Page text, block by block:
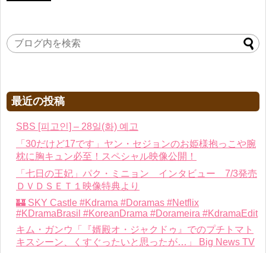
最近の投稿
SBS [피고인] – 28일(화) 예고
「30だけど17です」ヤン・セジョンのお姫様抱っこや腕
枕に胸キュン必至！スペシャル映像公開！
「七日の王妃」パク・ミニョン インタビュー 7/3発売
ＤＶＤＳＥＴ１映像特典より
🏰 SKY Castle #Kdrama #Doramas #Netflix
#KDramaBrasil #KoreanDrama #Dorameira #KdramaEdit
キム・ガンウ「『婿殿オ・ジャクドゥ』でのプチトマト
キスシーン、くすぐったいと思ったが…」 Big News TV